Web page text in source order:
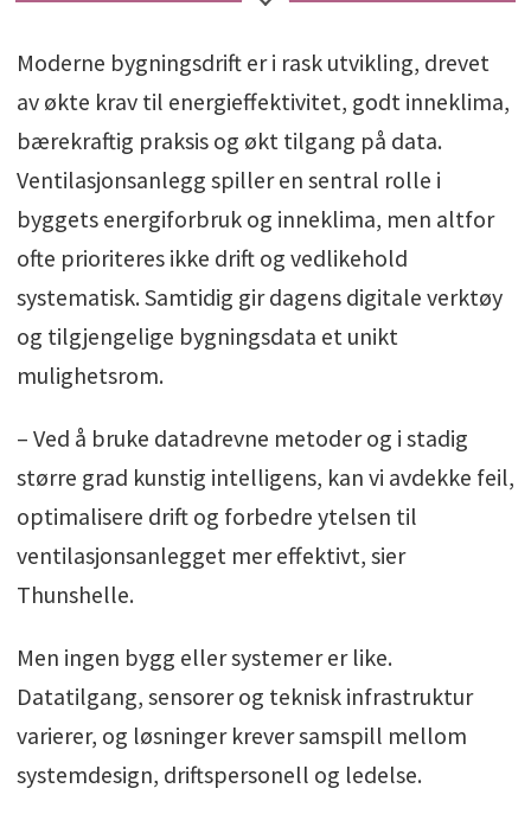
naturvitenskap og samfunnsvitenskap.
SINTEF er en uavhengig stiftelse som siden
1950 har skapt innovasjon gjennom
utviklings- og forskningsoppdrag for
næringsliv og offentlig sektor i inn- og
utland. SINTEF har 2200 medarbeidere fra 80
nasjoner og en årlig omsetning på over fire
milliarder kroner.
Visjon: Teknologi for et bedre
samfunnwww.sintef.no
Moderne bygningsdrift er i rask utvikling, drevet
av økte krav til energieffektivitet, godt inneklima,
bærekraftig praksis og økt tilgang på data.
Ventilasjonsanlegg spiller en sentral rolle i
byggets energiforbruk og inneklima, men altfor
ofte prioriteres ikke drift og vedlikehold
systematisk. Samtidig gir dagens digitale verktøy
og tilgjengelige bygningsdata et unikt
mulighetsrom.
– Ved å bruke datadrevne metoder og i stadig
større grad kunstig intelligens, kan vi avdekke feil,
optimalisere drift og forbedre ytelsen til
ventilasjonsanlegget mer effektivt, sier
Thunshelle.
Men ingen bygg eller systemer er like.
Datatilgang, sensorer og teknisk infrastruktur
varierer, og løsninger krever samspill mellom
systemdesign, driftspersonell og ledelse.